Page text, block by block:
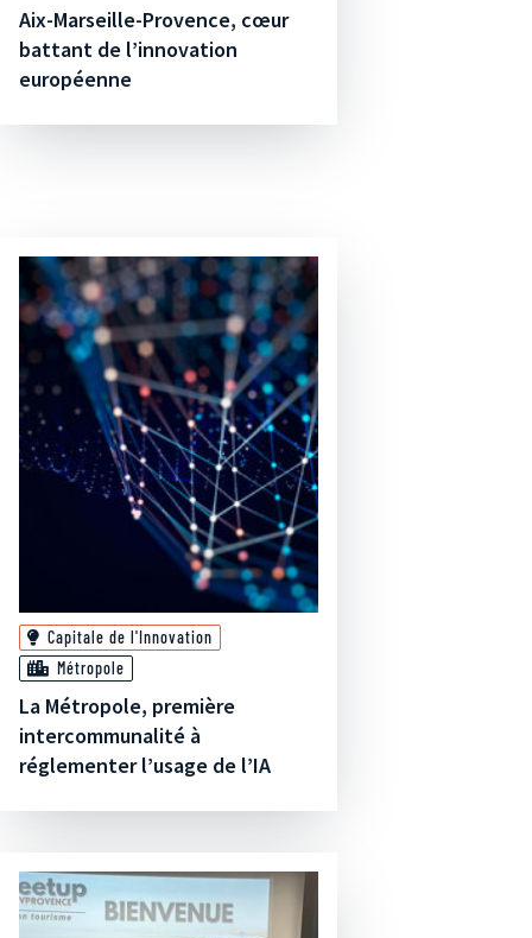
Aix-Marseille-Provence, cœur
battant de l’innovation
européenne
Capitale de l'Innovation
Métropole
La Métropole, première
intercommunalité à
réglementer l’usage de l’IA